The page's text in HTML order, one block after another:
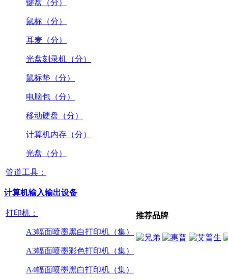
键盘（分）
鼠标（分）
耳麦（分）
光盘刻录机（分）
鼠标垫（分）
电脑包（分）
移动硬盘（分）
计算机内存（分）
光盘（分）
管道工具：
计算机输入输出设备
打印机：
A3幅面喷墨黑白打印机（集）
A3幅面喷墨彩色打印机（集）
A4幅面喷墨黑白打印机（集）
推荐品牌